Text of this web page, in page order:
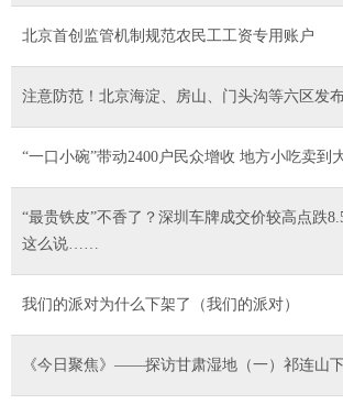
北京首创监管机制规范农民工工资专用账户
注意防范！北京海淀、房山、门头沟等六区发
“一口小碗”带动2400户民众增收 地方小吃卖到
“最贵铁皮”不香了？深圳车牌成交价较高点跌
这么说……
我们的派对为什么下架了（我们的派对）
《今日聚焦》——探访甘肃湿地（一）祁连山